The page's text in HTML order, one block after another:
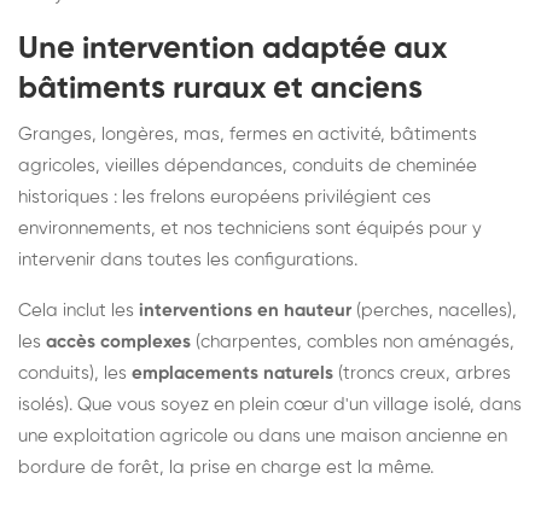
Une intervention adaptée aux
bâtiments ruraux et anciens
Granges, longères, mas, fermes en activité, bâtiments
agricoles, vieilles dépendances, conduits de cheminée
historiques : les frelons européens privilégient ces
environnements, et nos techniciens sont équipés pour y
intervenir dans toutes les configurations.
Cela inclut les interventions en hauteur (perches, nacelles),
les accès complexes (charpentes, combles non aménagés,
conduits), les emplacements naturels (troncs creux, arbres
isolés). Que vous soyez en plein cœur d'un village isolé, dans
une exploitation agricole ou dans une maison ancienne en
bordure de forêt, la prise en charge est la même.